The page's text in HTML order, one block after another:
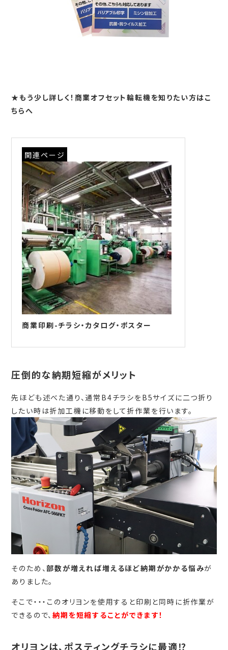
★もう少し詳しく！商業オフセット輪転機を知りたい方はこ
ちらへ
関連ページ
商業印刷-チラシ・カタログ・ポスター
圧倒的な納期短縮がメリット
先ほども述べた通り、通常B4チラシをB5サイズに二つ折り
したい時は折加工機に移動をして折作業を行います。
そのため、部数が増えれば増えるほど納期がかかる悩みが
ありました。
そこで・・・このオリヨンを使用すると印刷と同時に折作業が
できるので、納期を短縮することができます！
オリヨンは、ポスティングチラシに最適⁉